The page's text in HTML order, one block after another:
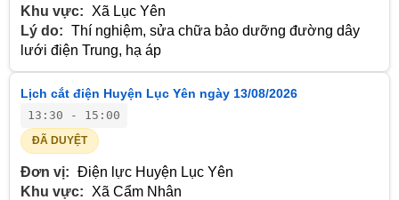
Khu vực:
Xã Lục Yên
Lý do: Thí nghiệm, sửa chữa bảo dưỡng đường dây
lưới điện Trung, hạ áp
Lịch cắt điện Huyện Lục Yên ngày 13/08/2026
13:30 - 15:00
ĐÃ DUYỆT
Đơn vị: Điện lực Huyện Lục Yên
Khu vực:
Xã Cẩm Nhân